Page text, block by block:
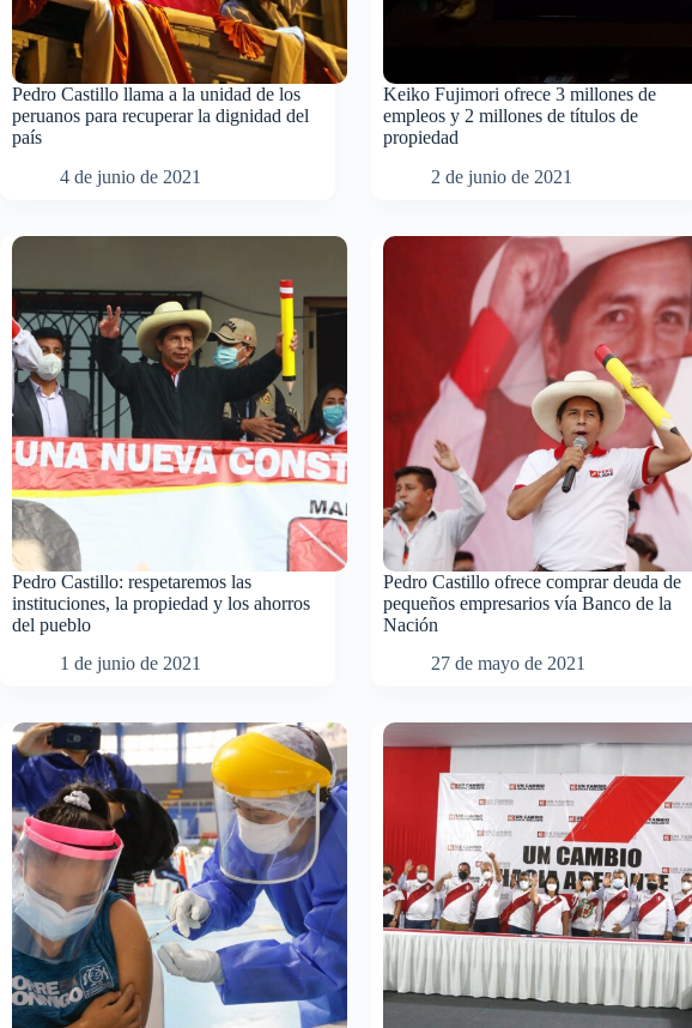
Pedro Castillo llama a la unidad de los
peruanos para recuperar la dignidad del
país
4 de junio de 2021
Keiko Fujimori ofrece 3 millones de
empleos y 2 millones de títulos de
propiedad
2 de junio de 2021
Pedro Castillo: respetaremos las
instituciones, la propiedad y los ahorros
del pueblo
1 de junio de 2021
Pedro Castillo ofrece comprar deuda de
pequeños empresarios vía Banco de la
Nación
27 de mayo de 2021